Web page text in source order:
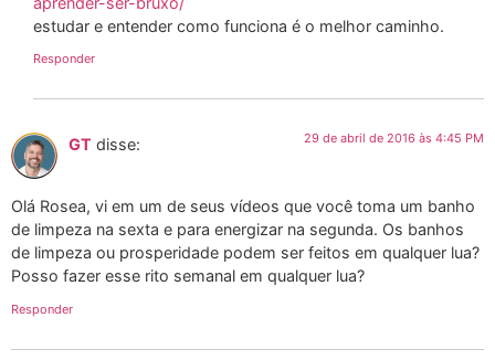
estudar e entender como funciona é o melhor caminho.
Responder
GT disse: 29 de abril de 2016 às 4:45 PM
Olá Rosea, vi em um de seus vídeos que você toma um banho
de limpeza na sexta e para energizar na segunda. Os banhos
de limpeza ou prosperidade podem ser feitos em qualquer lua?
Posso fazer esse rito semanal em qualquer lua?
Responder